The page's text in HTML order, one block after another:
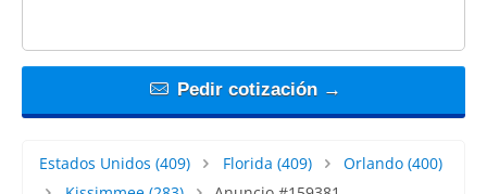
Pedir cotización →
Estados Unidos (409) Florida (409) Orlando (400)